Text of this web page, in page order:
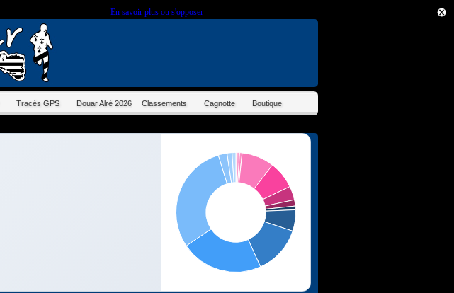
En savoir plus ou s'opposer.
Tracés GPS Douar Alré 2026 Classements Cagnotte Boutique